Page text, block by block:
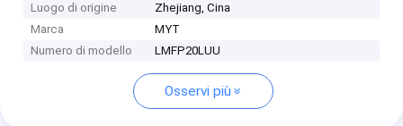
Luogo di origine
Zhejiang, Cina
Marca
MYT
Numero di modello
LMFP20LUU
Osservi più